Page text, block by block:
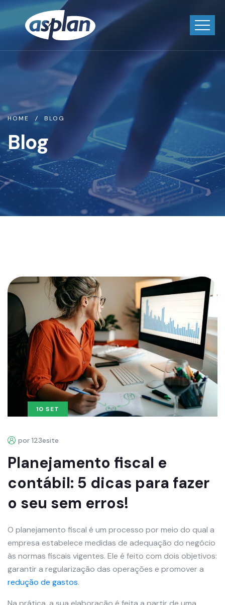
HOME BLOG
Blog
10 SET
por 123esite
Planejamento fiscal e
contábil: 5 dicas para fazer
o seu sem erros!
O planejamento fiscal é um processo por meio do qual a
empresa estabelece medidas de adequação do negócio
às normas fiscais vigentes. Ele é feito com dois objetivos:
garantir a regularização das operações e promover a
redução de gastos.